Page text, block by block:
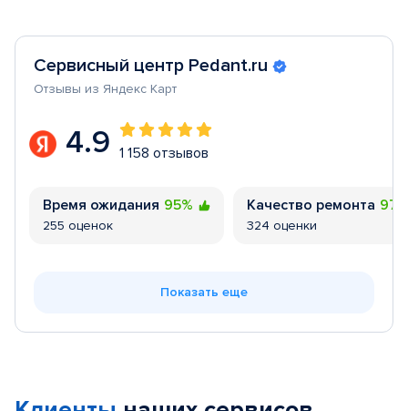
Сервисный центр Pedant.ru
Отзывы из Яндекс Карт
4.9 1 158 отзывов
Время ожидания 95%
255 оценок
Качество ремонта
324 оценки
Показать еще